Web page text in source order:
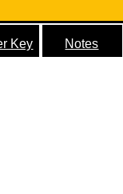
Key Notes